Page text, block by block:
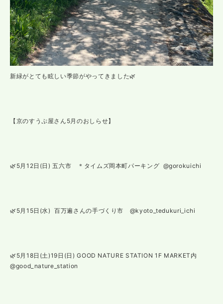
新緑がとても眩しい季節がやってきました🌿
【京のすうぷ屋さん5月のおしらせ】
🌿5月12日(日) 五六市 ＊タイムズ岡本町パーキング @gorokuichi
🌿5月15日(水) 百万遍さんの手づくり市 @kyoto_tedukuri_ichi
🌿5月18日(土)19日(日) GOOD NATURE STATION 1F MARKET内
@good_nature_station